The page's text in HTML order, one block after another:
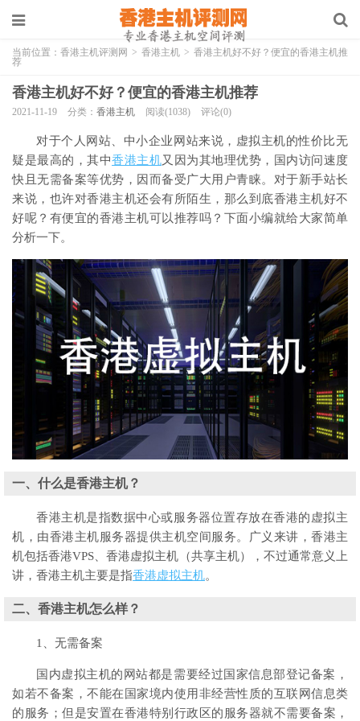
当前位置： 香港主机评测网 > 香港主机 > 香港主机好不好？便宜的香港主机推
荐
香港主机好不好？便宜的香港主机推荐
2021-11-19 分类： 香港主机 阅读(1038) 评论(0)
对于个人网站、中小企业网站来说，虚拟主机的性价比无
疑是最高的，其中香港主机又因为其地理优势，国内访问速度
快且无需备案等优势，因而备受广大用户青睐。对于新手站长
来说，也许对香港主机还会有所陌生，那么到底香港主机好不
好呢？有便宜的香港主机可以推荐吗？下面小编就给大家简单
分析一下。
一、什么是香港主机？
香港主机是指数据中心或服务器位置存放在香港的虚拟主
机，由香港主机服务器提供主机空间服务。广义来讲，香港主
机包括香港VPS、香港虚拟主机（共享主机），不过通常意义上
讲，香港主机主要是指香港虚拟主机。
二、香港主机怎么样？
1、无需备案
国内虚拟主机的网站都是需要经过国家信息部登记备案，
如若不备案，不能在国家境内使用非经营性质的互联网信息类
的服务；但是安置在香港特别行政区的服务器就不需要备案，